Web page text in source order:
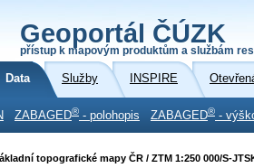
Geoportál ČÚZK
přístup k mapovým produktům a službám
Data Služby INSPIRE
ZABAGED® - polohopis ZABAGED® -
topografické mapy ČR / ZTM 1:250 000/S-